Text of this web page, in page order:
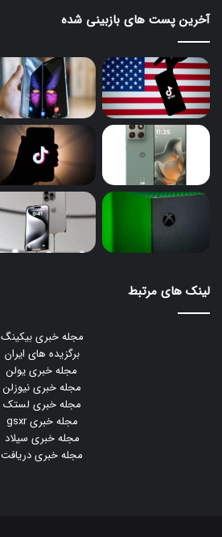
آخرین پست های بازبینی شده
لینک های مرتبط
مجله خبری بیکینگ
برگزیده های ایران
مجله خبری یولن
مجله خبری نیوزلن
مجله خبری لستک
مجله خبری gsxr
مجله خبری سیلاد
مجله خبری دریافت